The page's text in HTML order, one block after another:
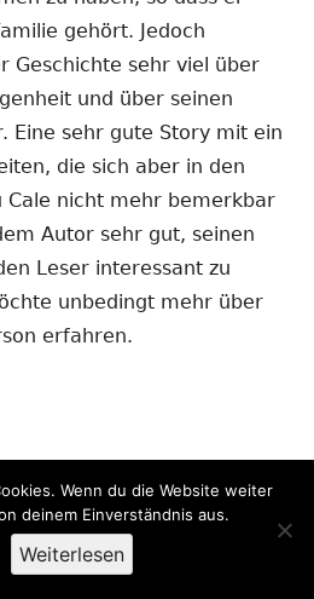
gehört. Jedoch
Geschichte sehr viel über
und über seinen
Eine sehr gute Story mit ein
die sich aber in den
Cale nicht mehr bemerkbar
Autor sehr gut, seinen
Leser interessant zu
unbedingt mehr über
erfahren.
- Lisa Smedman
Wenn du die Website weiter
deinem Einverständnis aus.
Weiterlesen